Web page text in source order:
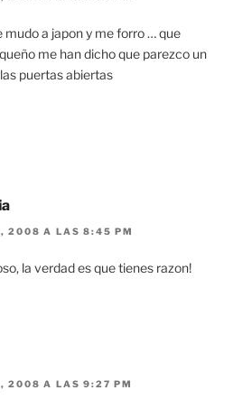
mudo a japon y me forro … que
me han dicho que parezco un
puertas abiertas
2008 A LAS 8:45 PM
la verdad es que tienes razon!
2008 A LAS 9:27 PM